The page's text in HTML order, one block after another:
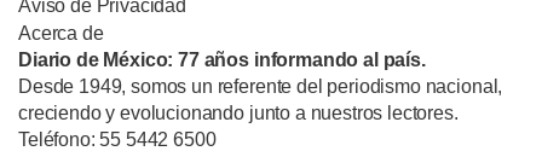
Aviso de Privacidad
Acerca de
Diario de México: 77 años informando al país.
Desde 1949, somos un referente del periodismo nacional,
creciendo y evolucionando junto a nuestros lectores.
Teléfono: 55 5442 6500